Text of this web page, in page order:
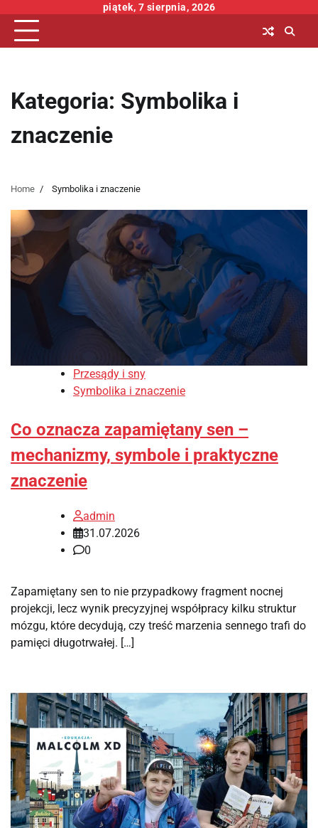
content
piątek, 7 sierpnia, 2026
Kategoria: Symbolika i
znaczenie
Home Symbolika i znaczenie
Przesądy i sny
Symbolika i znaczenie
Co oznacza zapamiętany sen –
mechanizmy, symbole i praktyczne
znaczenie
admin
31.07.2026
0
Zapamiętany sen to nie przypadkowy fragment nocnej
projekcji, lecz wynik precyzyjnej współpracy kilku struktur
mózgu, które decydują, czy treść marzenia sennego trafi do
pamięci długotrwałej. […]